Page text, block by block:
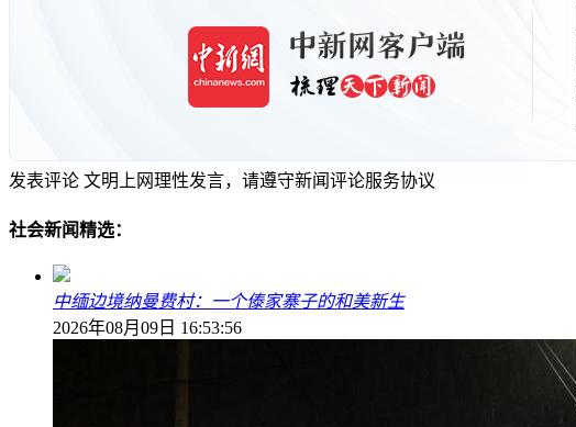
发表评论 文明上网理性发言，请遵守新闻评论服务协议
社会新闻精选：
中缅边境纳曼费村：一个傣家寨子的和美新生
2026年08月09日 16:53:56